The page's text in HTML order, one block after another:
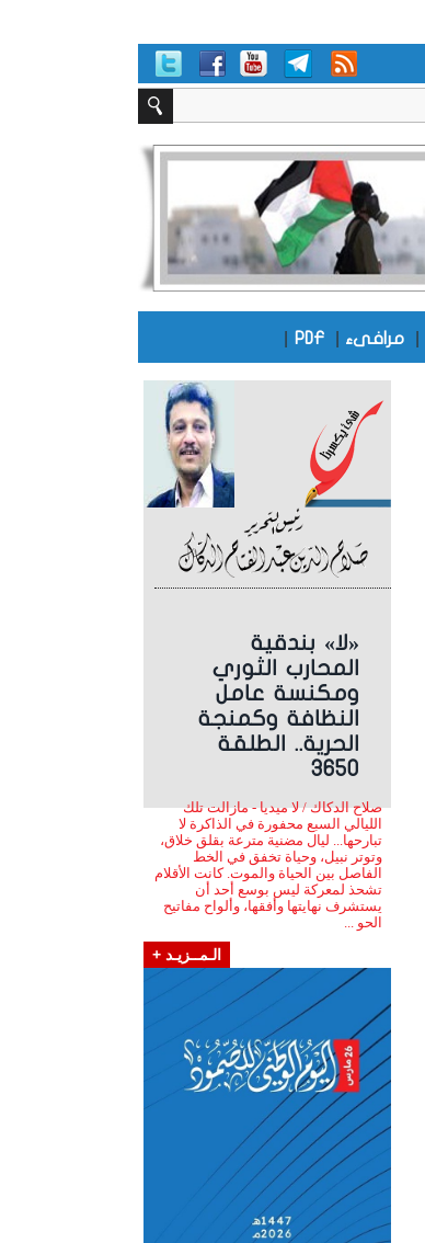
مرافىء PDF
«لا» بندقية
المحارب الثوري
ومكنسة عامل
النظافة وكمنجة
الحرية.. الطلقة
3650
صلاح الدكاك / لا ميديا - مازالت تلك
الليالي السبع محفورة في الذاكرة لا
تبارحها... ليال مضنية مترعة بقلق خلاق،
وتوتر نبيل، وحياة تخفق في الخط
الفاصل بين الحياة والموت. كانت الأقلام
تشحذ لمعركة ليس بوسع أحد أن
يستشرف نهايتها وأفقها، وألواح مفاتيح
الحو ...
الـمــزيـد +